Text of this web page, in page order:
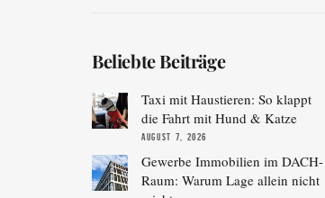
Beliebte Beiträge
Taxi mit Haustieren: So klappt
die Fahrt mit Hund & Katze
AUGUST 7, 2026
Gewerbe Immobilien im DACH-
Raum: Warum Lage allein nicht